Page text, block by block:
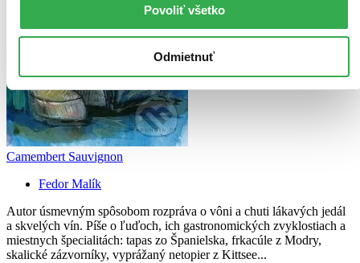
Povoliť všetko
Odmietnuť
Camembert Sauvignon
Fedor Malík
Autor úsmevným spôsobom rozpráva o vôni a chuti lákavých jedál
a skvelých vín. Píše o ľuďoch, ich gastronomických zvyklostiach a
miestnych špecialitách: tapas zo Španielska, frkacúle z Modry,
skalické zázvorníky, vyprážaný netopier z Kittsee...